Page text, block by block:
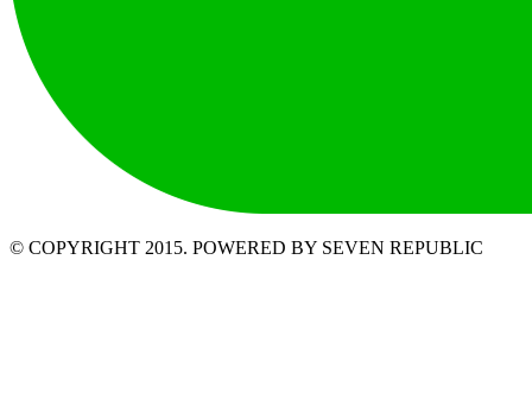
© COPYRIGHT 2015. POWERED BY SEVEN REPUBLIC